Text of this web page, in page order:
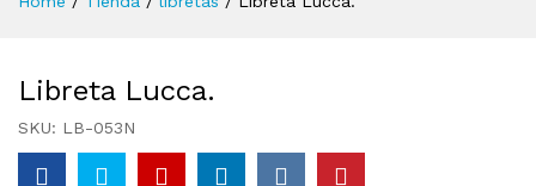
Libreta Lucca.
SKU: LB-053N